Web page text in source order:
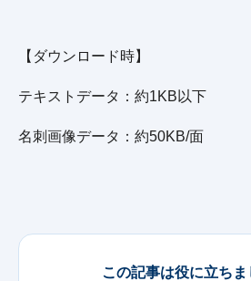
【ダウンロード時】
テキストデータ：約1KB以下
名刺画像データ：約50KB/面
この記事は役に立ちま